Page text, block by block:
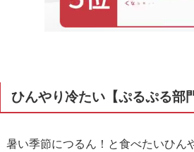
ひんやり冷たい【ぷるぷる部
暑い季節につるん！と食べたいひん